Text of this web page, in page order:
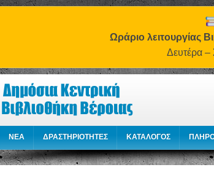
Ωράριο λειτουργίας
Δευτέρα –
NEA ΔΡΑΣΤΗΡΙΟΤΗΤΕΣ ΚΑΤΑΛΟΓΟΣ